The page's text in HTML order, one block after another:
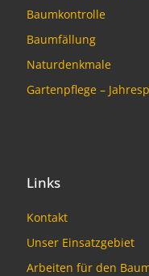
Baumkontrolle
Baumfällung
Naturdenkmale
Gartenpflege –
Links
Kontakt
Unser Einsatzgebiet
Arbeiten für den